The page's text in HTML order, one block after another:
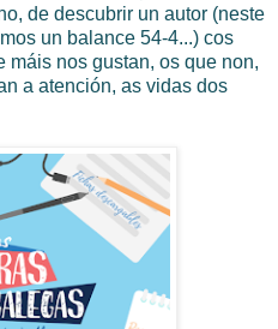
de descubrir un autor (neste
un balance 54-4...) cos
nos gustan, os que non,
a atención, as vidas dos